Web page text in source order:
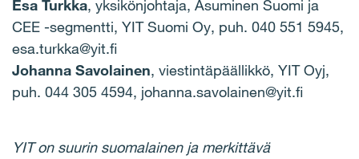
Esa Turkka, yksikönjohtaja, Asuminen Suomi ja
CEE -segmentti, YIT Suomi Oy, puh. 040 551 5945,
esa.turkka@yit.fi
Johanna Savolainen, viestintäpäällikkö, YIT Oyj,
puh. 044 305 4594, johanna.savolainen@yit.fi
YIT on suurin suomalainen ja merkittävä